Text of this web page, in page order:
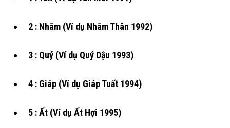
2 : Nhâm (Ví dụ Nhâm Thân 1992)
3 : Quý (Ví dụ Quý Dậu 1993)
4 : Giáp (Ví dụ Giáp Tuất 1994)
5 : Ất (Ví dụ Ất Hợi 1995)